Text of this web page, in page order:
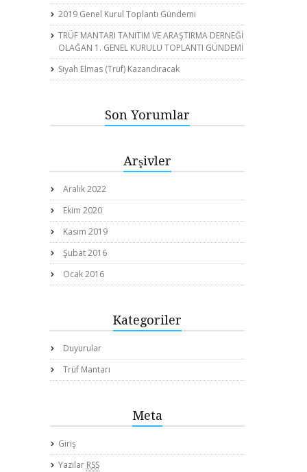
2019 Genel Kurul Toplantı Gündemi
TRÜF MANTARI TANITIM VE ARAŞTIRMA DERNEĞİ
OLAĞAN 1. GENEL KURULU TOPLANTI GÜNDEMİ
Siyah Elmas (Trüf) Kazandıracak
Son Yorumlar
Arşivler
Aralık 2022
Ekim 2020
Kasım 2019
Şubat 2016
Ocak 2016
Kategoriler
Duyurular
Trüf Mantarı
Meta
Giriş
Yazılar RSS